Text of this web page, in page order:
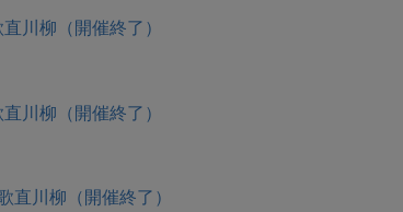
川柳（開催終了）
川柳（開催終了）
直川柳（開催終了）